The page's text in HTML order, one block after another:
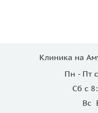
Клиника на
Пн - Пт
Сб с
Вс